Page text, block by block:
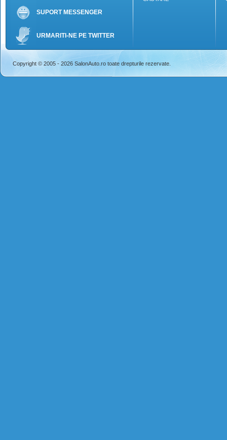
SUPORT MESSENGER
URMARITI-NE PE TWITTER
Copyright © 2005 - 2026 SalonAuto.ro toate drepturile rezervate.